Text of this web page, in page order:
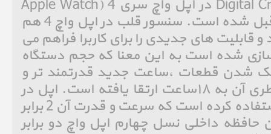
سری 3 دارد . همچنین Digital Crown در اپل واچ سری 4 (Apple Watch
Series 4) بسیار پیرفته تر از قبل شده است. سنسور قلب در اپل واچ 4 هم
قابلیت های جدیدی را برای کاربرا فراهم می
سری ۴ بهینه سازی شده است به این معنا که حجم دستگاه
شدن قطعات ،ساعت جدید قدرتمند تر و
باریک تر شده است و عمر باطری آن به ۱۸ساعت ارتقا یافته است. اپل در
اپل واچ 4 از چیپ جدید S4 استفاده کرده است که سرعت و قدرت آن 2 برابر
حافظه داخلی نسل چهارم اپل واچ دو برابر